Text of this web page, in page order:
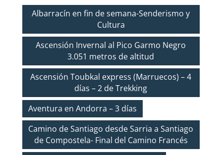
Albarracín en fin de semana-Senderismo y
Cultura
Ascensión Invernal al Pico Garmo Negro
3.051 metros de altitud
Ascensión Toubkal express (Marruecos) – 4
días – 2 de Trekking
Aventura en Andorra – 3 días
Camino de Santiago desde Sarria a Santiago
de Compostela- Final del Camino Francés